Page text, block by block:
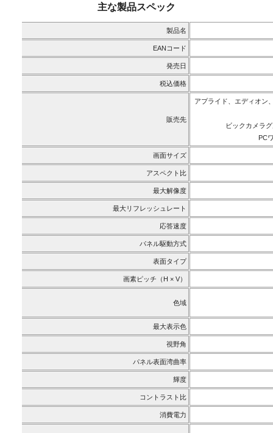
主な製品スペック
製品名
EANコード
発売日
税込価格
販売先
アプライド、エディオン
ビックカメラ
PC
画面サイズ
アスペクト比
最大解像度
最大リフレッシュレート
応答速度
パネル駆動方式
表面タイプ
画素ピッチ（H × V）
色域
最大表示色
視野角
パネル表面湾曲率
輝度
コントラスト比
消費電力